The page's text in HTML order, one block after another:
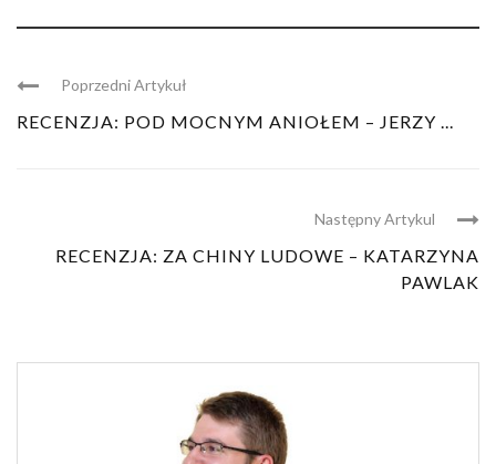
Poprzedni Artykuł
RECENZJA: POD MOCNYM ANIOŁEM – JERZY ...
Następny Artykul
RECENZJA: ZA CHINY LUDOWE – KATARZYNA
PAWLAK